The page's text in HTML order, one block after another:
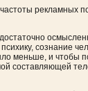
рекламных
сознание
меньше, и чтобы
составляющей